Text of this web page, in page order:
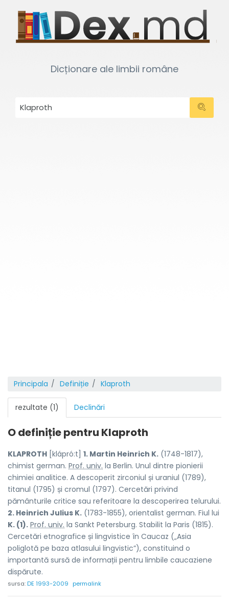
Dicționare ale limbii române
Principala Definiție Klaproth
rezultate (1) Declinări
O definiție pentru Klaproth
KLAPROTH [klápró:t] 1. Martin Heinrich K. (1748-1817),
chimist german. Prof. univ. la Berlin. Unul dintre pionierii
chimiei analitice. A descoperit zirconiul și uraniul (1789),
titanul (1795) și cromul (1797). Cercetări privind
pământurile critice sau referitoare la descoperirea telurului.
2. Heinrich Julius K. (1783-1855), orientalist german. Fiul lui
K. (1). Prof. univ. la Sankt Petersburg. Stabilit la Paris (1815).
Cercetări etnografice și lingvistice în Caucaz („Asia
poliglotă pe baza atlasului lingvistic”), constituind o
importantă sursă de informații pentru limbile caucaziene
dispărute.
sursa:DE 1993-2009 permalink